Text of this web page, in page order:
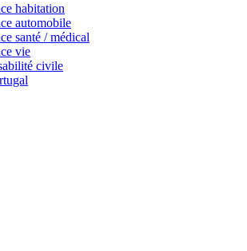
habitation
automobile
santé / médical
vie
civile